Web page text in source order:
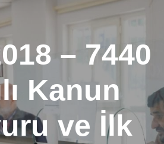
– 7440
Kanun
ve İlk